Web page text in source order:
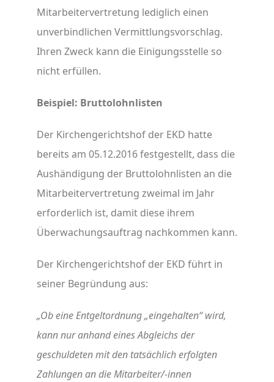
Mitarbeitervertretung lediglich einen
unverbindlichen Vermittlungsvorschlag.
Ihren Zweck kann die Einigungsstelle so
nicht erfüllen.
Beispiel: Bruttolohnlisten
Der Kirchengerichtshof der EKD hatte
bereits am 05.12.2016 festgestellt, dass die
Aushändigung der Bruttolohnlisten an die
Mitarbeitervertretung zweimal im Jahr
erforderlich ist, damit diese ihrem
Überwachungsauftrag nachkommen kann.
Der Kirchengerichtshof der EKD führt in
seiner Begründung aus:
„Ob eine Entgeltordnung „eingehalten“ wird,
kann nur anhand eines Abgleichs der
geschuldeten mit den tatsächlich erfolgten
Zahlungen an die Mitarbeiter/-innen